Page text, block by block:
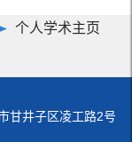
个人学术主页
甘井子区凌工路2号